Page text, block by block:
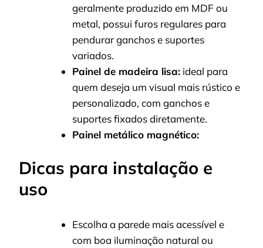
geralmente produzido em MDF ou
metal, possui furos regulares para
pendurar ganchos e suportes
variados.
Painel de madeira lisa: ideal para
quem deseja um visual mais rústico e
personalizado, com ganchos e
suportes fixados diretamente.
Painel metálico magnético:
Dicas para instalação e
uso
Escolha a parede mais acessível e
com boa iluminação natural ou